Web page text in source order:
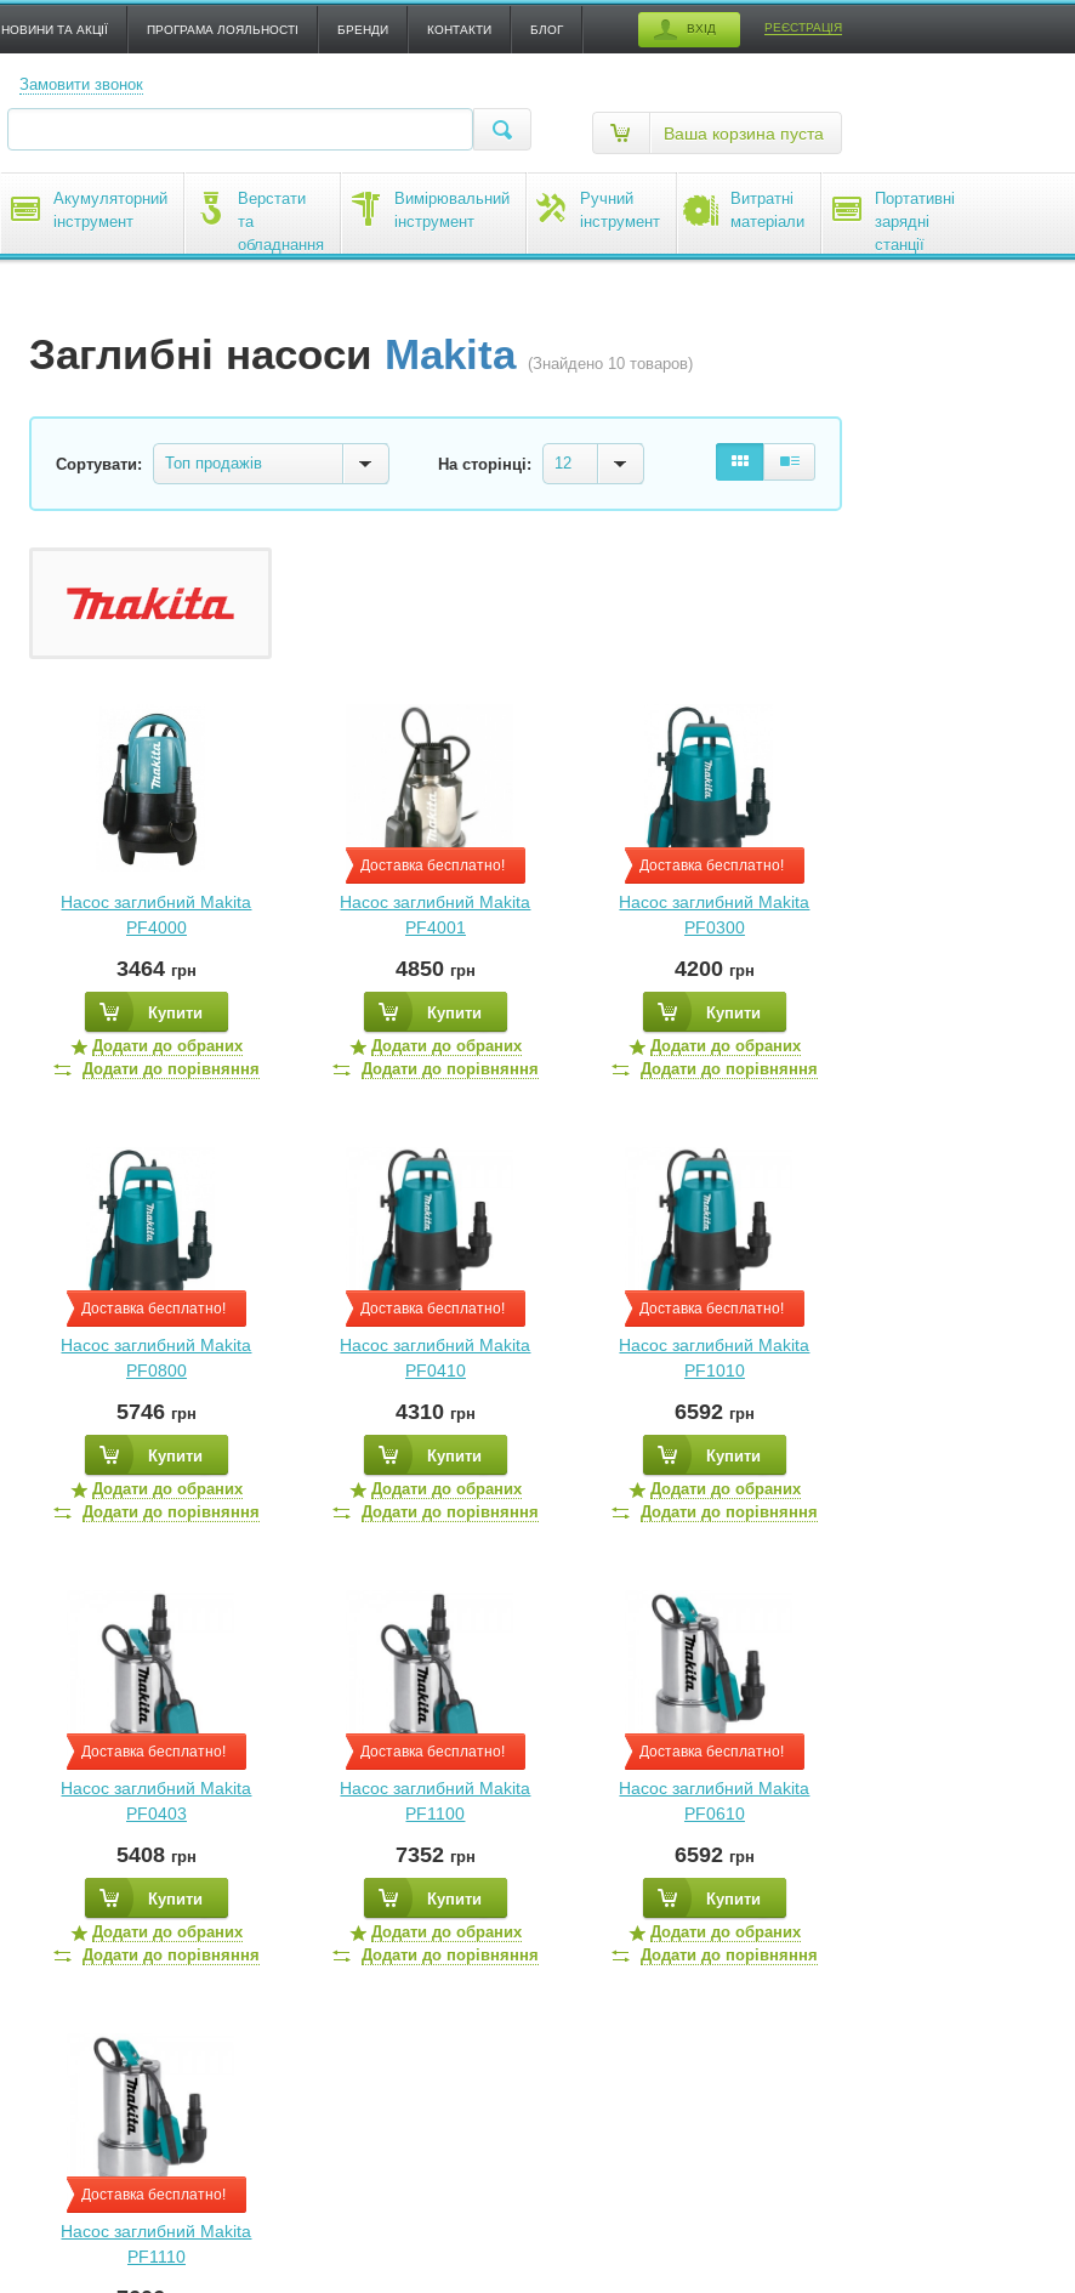
НОВИНИ ТА АКЦІЇ ПРОГРАМА ЛОЯЛЬНОСТІ БРЕНДИ КОНТАКТИ БЛОГ ВХІД РЕЄСТРАЦІЯ
Замовити звонок
Ваша корзина пуста
Акумуляторний
інструмент
Верстати
та
обладнання
Вимірювальний
інструмент
Ручний
інструмент
Витратні
матеріали
Портативні
зарядні
станції
EcoFlow
Заглибні насоси Makita (Знайдено 10 товаров)
Сортувати: Топ продажів На сторінці: 12
Насос заглибний Makita
PF4000
3464 грн
Купити
Додати до обраних
Додати до порівняння
Доставка бесплатно!
Насос заглибний Makita
PF4001
4850 грн
Купити
Додати до обраних
Додати до порівняння
Доставка бесплатно!
Насос заглибний Makita
PF0300
4200 грн
Купити
Додати до обраних
Додати до порівняння
Доставка бесплатно!
Насос заглибний Makita
PF0800
5746 грн
Купити
Додати до обраних
Додати до порівняння
Доставка бесплатно!
Насос заглибний Makita
PF0410
4310 грн
Купити
Додати до обраних
Додати до порівняння
Доставка бесплатно!
Насос заглибний Makita
PF1010
6592 грн
Купити
Додати до обраних
Додати до порівняння
Доставка бесплатно!
Насос заглибний Makita
PF0403
5408 грн
Купити
Додати до обраних
Додати до порівняння
Доставка бесплатно!
Насос заглибний Makita
PF1100
7352 грн
Купити
Додати до обраних
Додати до порівняння
Доставка бесплатно!
Насос заглибний Makita
PF0610
6592 грн
Купити
Додати до обраних
Додати до порівняння
Доставка бесплатно!
Насос заглибний Makita
PF1110